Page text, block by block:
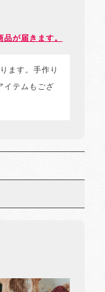
が届きます。
ます。手作り
イテムもござ